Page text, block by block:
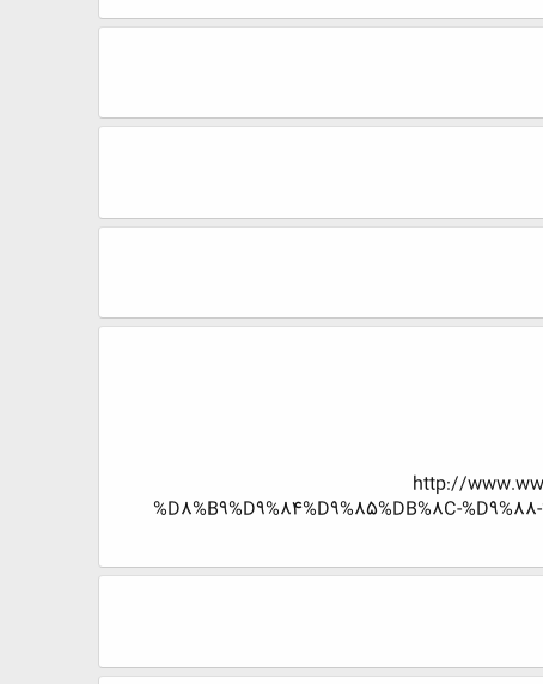
http://
%D8%B9%D9%84%D9%85%DB%8C-